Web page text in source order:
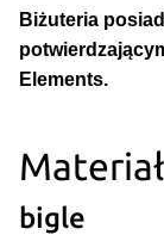
Biżuteria
Elements.
Materiał
bigle